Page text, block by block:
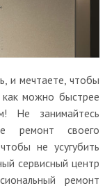
и мечтаете, чтобы
как можно быстрее
Не занимайтесь
ремонт своего
не усугубить
сервисный центр
ремонт